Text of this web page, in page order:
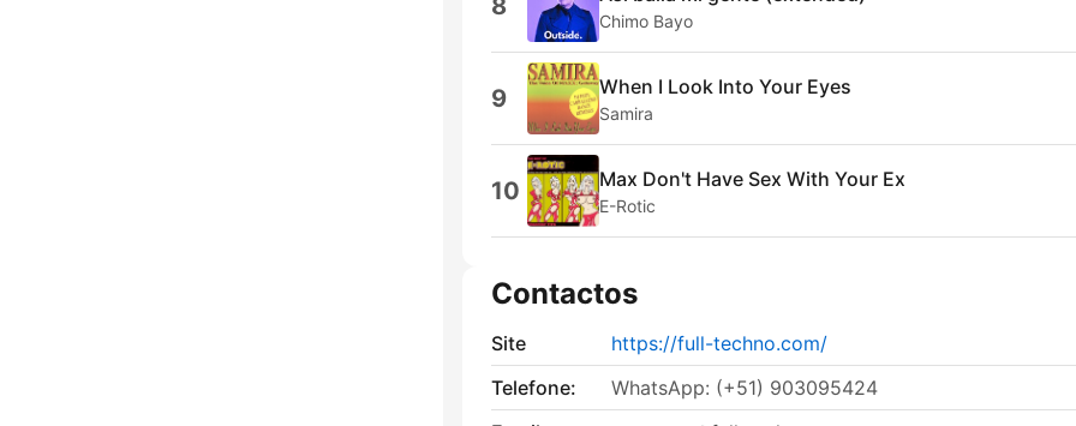
8 Chimo Bayo
9 When I Look Into Your Eyes
Samira
10 Max Don't Have Sex With Your Ex
E-Rotic
Contactos
Site
https://full-techno.com/
Telefone:
WhatsApp: (+51) 903095424